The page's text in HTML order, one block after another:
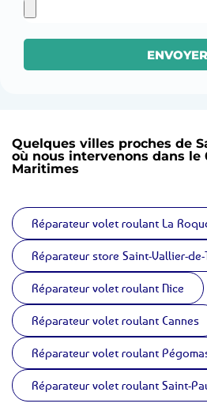
ENVOYER
Quelques villes proches de
où nous intervenons dans le
Maritimes
Réparateur volet roulant La
Réparateur store Saint-Vallier-de-
Réparateur volet roulant Nice
Réparateur volet roulant Cannes
Réparateur volet roulant
Réparateur volet roulant Saint-